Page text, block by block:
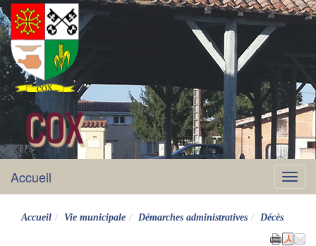
COX
site officiel
Menu
Accueil
Accueil Vie municipale Démarches administratives Décès